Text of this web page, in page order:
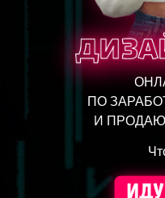
ПО
И